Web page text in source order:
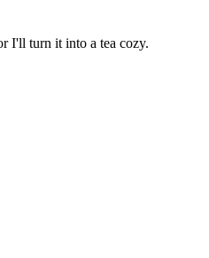
I'll turn it into a tea cozy.